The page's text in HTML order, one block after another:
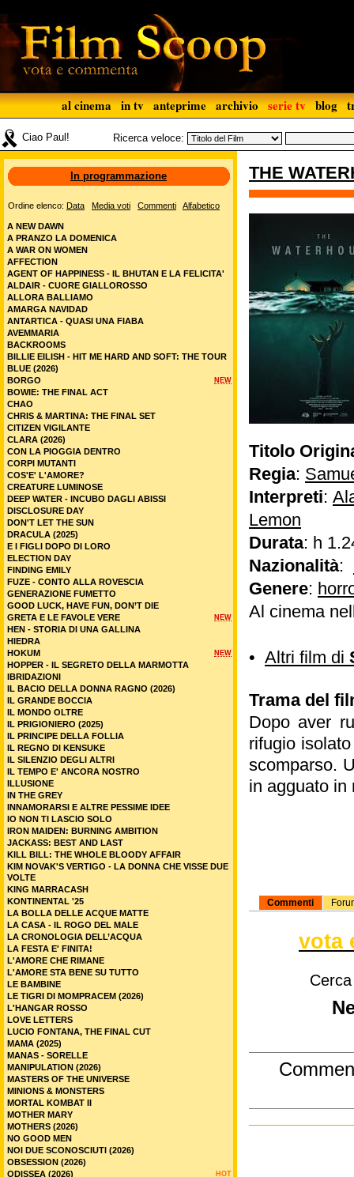
al cinema in tv anteprime archivio serie tv blog
Ciao Paul! Ricerca veloce:
THE
Titolo
Regia:
Interpreti:
Lemon
Durata: h
Nazionalità:
Genere:
Al cinema
• Altri film di
Trama del
Dopo aver
rifugio
scomparso.
in agguato in
Commenti
vota
In programmazione
Ordine elenco: Data Media voti Commenti Alfabetico
A NEW DAWN
A PRANZO LA DOMENICA
A WAR ON WOMEN
AFFECTION
AGENT OF HAPPINESS - IL BHUTAN E LA FELICITA'
ALDAIR - CUORE GIALLOROSSO
ALLORA BALLIAMO
AMARGA NAVIDAD
ANTARTICA - QUASI UNA FIABA
AVEMMARIA
BACKROOMS
BILLIE EILISH - HIT ME HARD AND SOFT: THE TOUR
BLUE (2026)
NEW
BORGO
BOWIE: THE FINAL ACT
CHAO
CHRIS & MARTINA: THE FINAL SET
CITIZEN VIGILANTE
CLARA (2026)
CON LA PIOGGIA DENTRO
CORPI MUTANTI
COS'E' L'AMORE?
CREATURE LUMINOSE
DEEP WATER - INCUBO DAGLI ABISSI
DISCLOSURE DAY
DON'T LET THE SUN
DRACULA (2025)
E I FIGLI DOPO DI LORO
ELECTION DAY
FINDING EMILY
FUZE - CONTO ALLA ROVESCIA
GENERAZIONE FUMETTO
GOOD LUCK, HAVE FUN, DON’T DIE
NEW
GRETA E LE FAVOLE VERE
HEN - STORIA DI UNA GALLINA
HIEDRA
NEW
HOKUM
HOPPER - IL SEGRETO DELLA MARMOTTA
IBRIDAZIONI
IL BACIO DELLA DONNA RAGNO (2026)
IL GRANDE BOCCIA
IL MONDO OLTRE
IL PRIGIONIERO (2025)
IL PRINCIPE DELLA FOLLIA
IL REGNO DI KENSUKE
IL SILENZIO DEGLI ALTRI
IL TEMPO E' ANCORA NOSTRO
ILLUSIONE
IN THE GREY
INNAMORARSI E ALTRE PESSIME IDEE
IO NON TI LASCIO SOLO
IRON MAIDEN: BURNING AMBITION
JACKASS: BEST AND LAST
KILL BILL: THE WHOLE BLOODY AFFAIR
KIM NOVAK'S VERTIGO - LA DONNA CHE VISSE DUE
VOLTE
KING MARRACASH
KONTINENTAL '25
LA BOLLA DELLE ACQUE MATTE
LA CASA - IL ROGO DEL MALE
LA CRONOLOGIA DELL’ACQUA
LA FESTA E' FINITA!
L'AMORE CHE RIMANE
L'AMORE STA BENE SU TUTTO
LE BAMBINE
LE TIGRI DI MOMPRACEM (2026)
L'HANGAR ROSSO
LOVE LETTERS
LUCIO FONTANA, THE FINAL CUT
MAMA (2025)
MANAS - SORELLE
MANIPULATION (2026)
MASTERS OF THE UNIVERSE
MINIONS & MONSTERS
MORTAL KOMBAT II
MOTHER MARY
MOTHERS (2026)
NO GOOD MEN
NOI DUE SCONOSCIUTI (2026)
OBSESSION (2026)
HOT
ODISSEA (2026)